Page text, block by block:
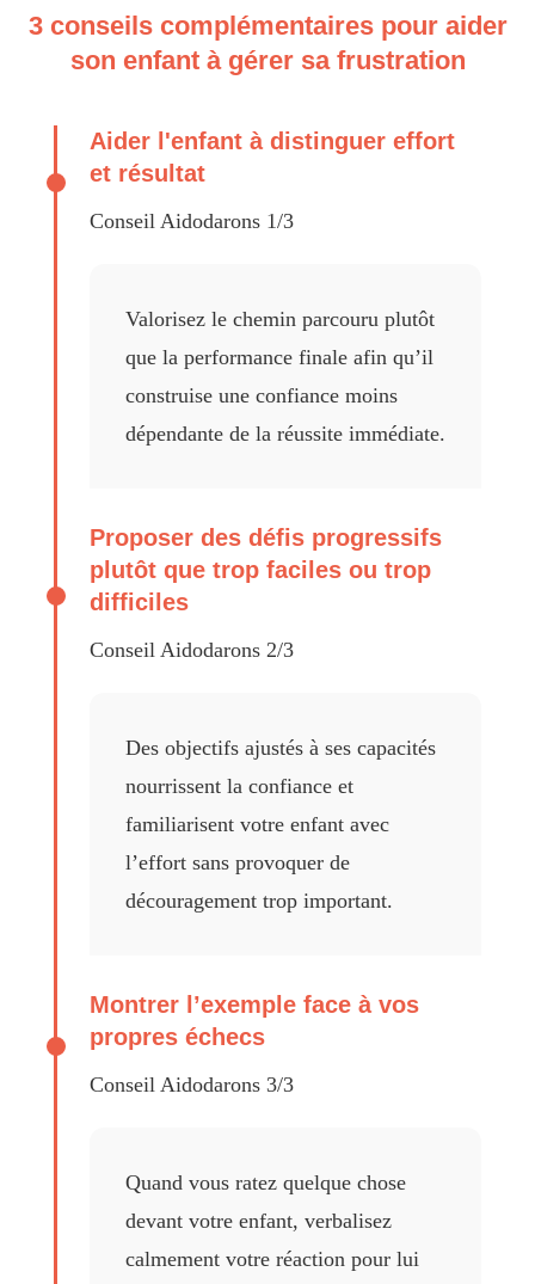
3 conseils complémentaires pour aider
son enfant à gérer sa frustration
Aider l'enfant à distinguer effort
et résultat
Conseil Aidodarons 1/3
Valorisez le chemin parcouru plutôt
que la performance finale afin qu’il
construise une confiance moins
dépendante de la réussite immédiate.
Proposer des défis progressifs
plutôt que trop faciles ou trop
difficiles
Conseil Aidodarons 2/3
Des objectifs ajustés à ses capacités
nourrissent la confiance et
familiarisent votre enfant avec
l’effort sans provoquer de
découragement trop important.
Montrer l’exemple face à vos
propres échecs
Conseil Aidodarons 3/3
Quand vous ratez quelque chose
devant votre enfant, verbalisez
calmement votre réaction pour lui